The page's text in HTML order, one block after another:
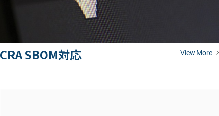
CRA SBOM対応 View More